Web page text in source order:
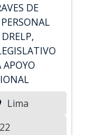
DE
Lima